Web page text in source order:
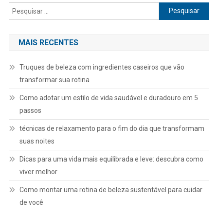
Pesquisar
por:
MAIS RECENTES
Truques de beleza com ingredientes caseiros que vão
transformar sua rotina
Como adotar um estilo de vida saudável e duradouro em 5
passos
técnicas de relaxamento para o fim do dia que transformam
suas noites
Dicas para uma vida mais equilibrada e leve: descubra como
viver melhor
Como montar uma rotina de beleza sustentável para cuidar
de você